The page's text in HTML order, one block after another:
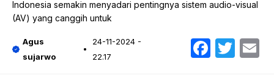
Indonesia semakin menyadari pentingnya sistem audio-visual
(AV) yang canggih untuk
Agus
sujarwo
24-11-2024 -
22.17